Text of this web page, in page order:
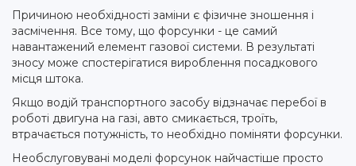
Причиною необхідності заміни є фізичне зношення і
засмічення. Все тому, що форсунки - це самий
навантажений елемент газової системи. В результаті
зносу може спостерігатися вироблення посадкового
місця штока.
Якщо водій транспортного засобу відзначає перебої в
роботі двигуна на газі, авто смикається, троїть,
втрачається потужність, то необхідно поміняти форсунки.
Необслуговувані моделі форсунок найчастіше просто